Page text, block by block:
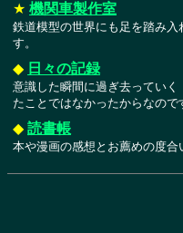
★ 機関車製作室
鉄道模型の世界にも足を踏み
す。
◆ 日々の記録
意識した瞬間に過ぎ去ってい
たことではなかったからなので
◆ 読書帳
本や漫画の感想とお薦めの度